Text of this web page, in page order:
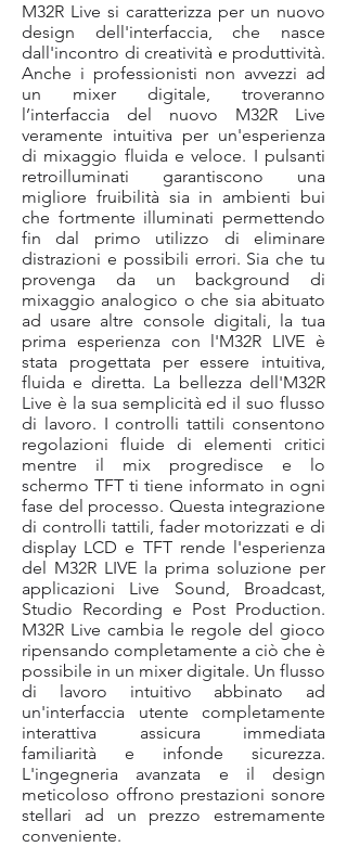
M32R Live si caratterizza per un nuovo
design dell'interfaccia, che nasce
dall'incontro di creatività e produttività.
Anche i professionisti non avvezzi ad
un mixer digitale, troveranno
l’interfaccia del nuovo M32R Live
veramente intuitiva per un'esperienza
di mixaggio fluida e veloce. I pulsanti
retroilluminati garantiscono una
migliore fruibilità sia in ambienti bui
che fortmente illuminati permettendo
fin dal primo utilizzo di eliminare
distrazioni e possibili errori. Sia che tu
provenga da un background di
mixaggio analogico o che sia abituato
ad usare altre console digitali, la tua
prima esperienza con l'M32R LIVE è
stata progettata per essere intuitiva,
fluida e diretta. La bellezza dell'M32R
Live è la sua semplicità ed il suo flusso
di lavoro. I controlli tattili consentono
regolazioni fluide di elementi critici
mentre il mix progredisce e lo
schermo TFT ti tiene informato in ogni
fase del processo. Questa integrazione
di controlli tattili, fader motorizzati e di
display LCD e TFT rende l'esperienza
del M32R LIVE la prima soluzione per
applicazioni Live Sound, Broadcast,
Studio Recording e Post Production.
M32R Live cambia le regole del gioco
ripensando completamente a ciò che è
possibile in un mixer digitale. Un flusso
di lavoro intuitivo abbinato ad
un'interfaccia utente completamente
interattiva assicura immediata
familiarità e infonde sicurezza.
L'ingegneria avanzata e il design
meticoloso offrono prestazioni sonore
stellari ad un prezzo estremamente
conveniente.